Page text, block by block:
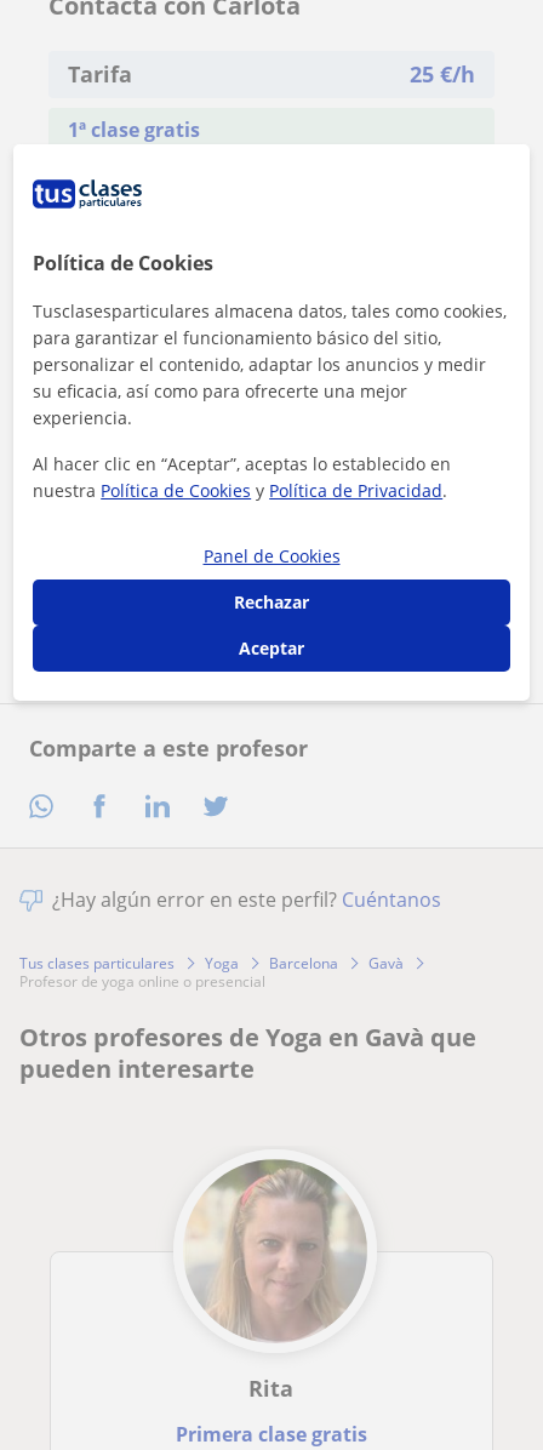
Comparte a este profesor
Tarifa 25 €/h
1ª clase gratis
Al hacer clic, aceptas nuestro aviso legaly de
¿Hay algún error en este perfil? Cuéntanos
Tus clases particulares Yoga Barcelona
Gavà
profesor de yoga online o presencial
Otros profesores de Yoga en Gavà que
pueden interesarte
Rita
Primera clase gratis
Política de Cookies
Tusclasesparticulares almacena datos, tales como cookies,
para garantizar el funcionamiento básico del sitio,
personalizar el contenido, adaptar los anuncios y medir
su eficacia, así como para ofrecerte una mejor
experiencia.
Al hacer clic en “Aceptar”, aceptas lo establecido en
nuestra Política de Cookies y Política de Privacidad.
Panel de Cookies
Rechazar
Aceptar